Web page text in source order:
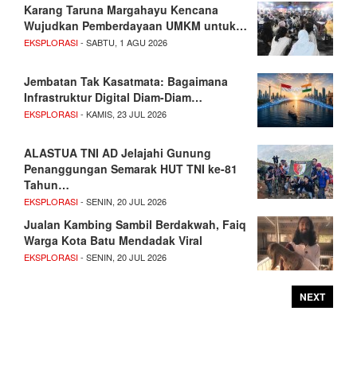
Karang Taruna Margahayu Kencana
Wujudkan Pemberdayaan UMKM untuk…
EKSPLORASI- SABTU, 1 AGU 2026
Jembatan Tak Kasatmata: Bagaimana
Infrastruktur Digital Diam-Diam…
EKSPLORASI- KAMIS, 23 JUL 2026
ALASTUA TNI AD Jelajahi Gunung
Penanggungan Semarak HUT TNI ke-81
Tahun…
EKSPLORASI- SENIN, 20 JUL 2026
Jualan Kambing Sambil Berdakwah, Faiq
Warga Kota Batu Mendadak Viral
EKSPLORASI- SENIN, 20 JUL 2026
NEXT